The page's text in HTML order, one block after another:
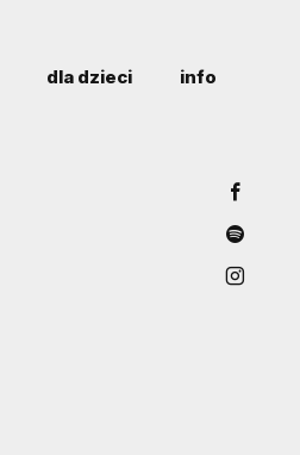
dla dzieci info